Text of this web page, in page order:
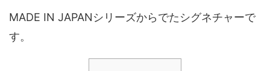
MADE IN JAPANシリーズからでたシグネチャーで
す。